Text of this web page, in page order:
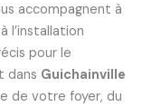
accompagnent à
l’installation
pour le
dans Guichainville
de votre foyer, du